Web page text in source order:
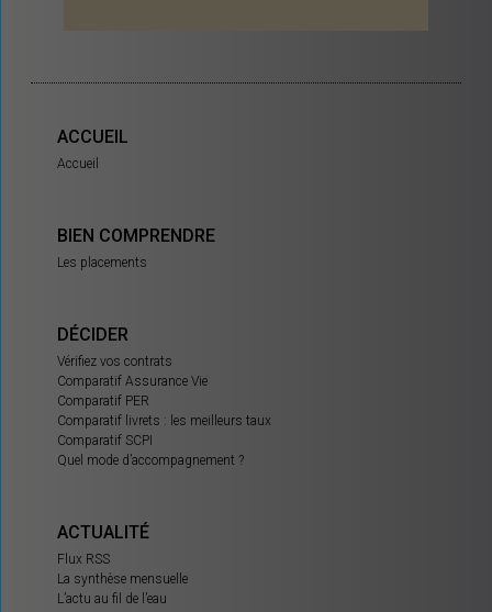
ACCUEIL
Accueil
BIEN COMPRENDRE
Les placements
DÉCIDER
Vérifiez vos contrats
Comparatif Assurance Vie
Comparatif PER
Comparatif livrets : les meilleurs taux
Comparatif SCPI
Quel mode d’accompagnement ?
ACTUALITÉ
Flux RSS
La synthèse mensuelle
L’actu au fil de l’eau